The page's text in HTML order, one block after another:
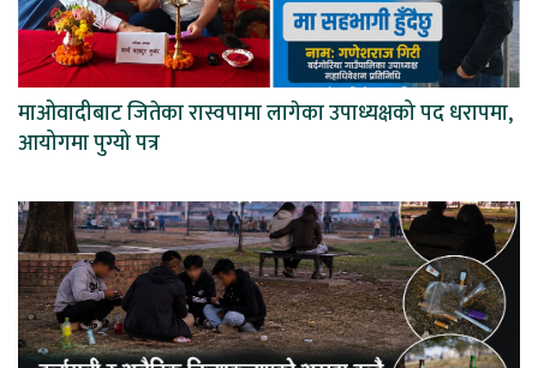
माओवादीबाट जितेका रास्वपामा लागेका उपाध्यक्षको पद धरापमा,
आयोगमा पुग्यो पत्र